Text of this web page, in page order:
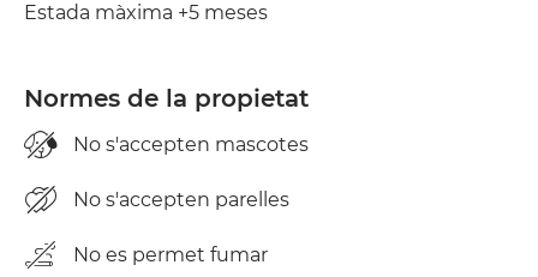
Estada màxima +5 meses
Normes de la propietat
No s'accepten mascotes
No s'accepten parelles
No es permet fumar